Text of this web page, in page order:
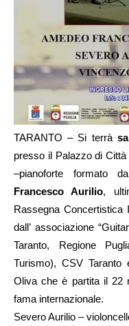
TARANTO – Si terrà
presso il Palazzo di
–pianoforte formato
Francesco Aurilio,
Rassegna Concertistica
dall’ associazione
Taranto, Regione
Turismo), CSV
Oliva che è partita il 22
fama internazionale.
Severo Aurilio –